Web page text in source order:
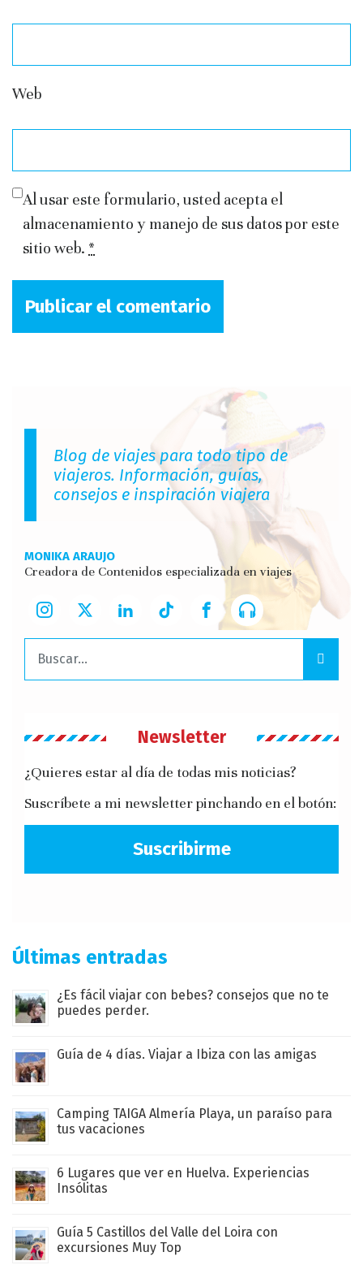
Web
Al usar este formulario, usted acepta el
almacenamiento y manejo de sus datos por este
sitio web. *
Blog de viajes para todo tipo de
viajeros. Información, guías,
consejos e inspiración viajera
MONIKA ARAUJO
Creadora de Contenidos especializada en viajes
Newsletter
¿Quieres estar al día de todas mis noticias?
Suscríbete a mi newsletter pinchando en el botón:
Suscribirme
Últimas entradas
¿Es fácil viajar con bebes? consejos que no te
puedes perder.
Guía de 4 días. Viajar a Ibiza con las amigas
Camping TAIGA Almería Playa, un paraíso para
tus vacaciones
6 Lugares que ver en Huelva. Experiencias
Insólitas
Guía 5 Castillos del Valle del Loira con
excursiones Muy Top